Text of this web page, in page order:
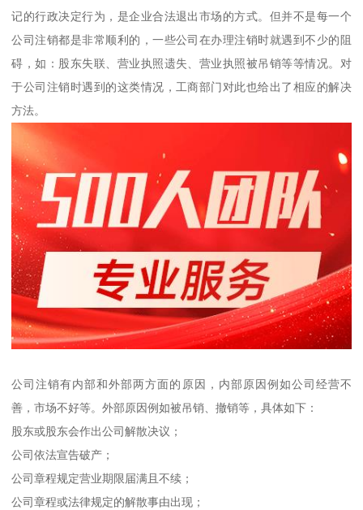
记的行政决定行为，是企业合法退出市场的方式。但并不是每一个
公司注销都是非常顺利的，一些公司在办理注销时就遇到不少的阻
碍，如：股东失联、营业执照遗失、营业执照被吊销等等情况。对
于公司注销时遇到的这类情况，工商部门对此也给出了相应的解决
方法。
公司注销有内部和外部两方面的原因，内部原因例如公司经营不
善，市场不好等。外部原因例如被吊销、撤销等，具体如下：
股东或股东会作出公司解散决议；
公司依法宣告破产；
公司章程规定营业期限届满且不续；
公司章程或法律规定的解散事由出现；